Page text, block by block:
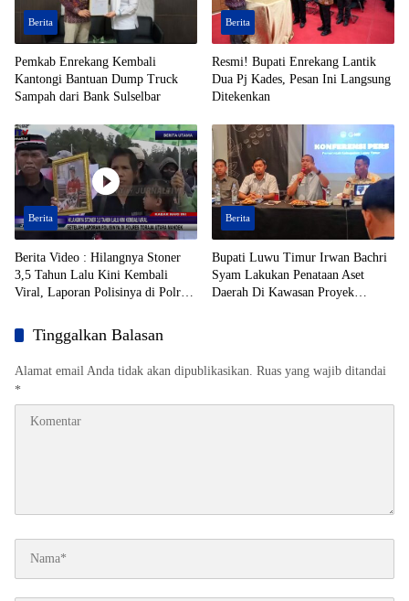
Berita
Pemkab Enrekang Kembali
Kantongi Bantuan Dump Truck
Sampah dari Bank Sulselbar
Berita
Resmi! Bupati Enrekang Lantik
Dua Pj Kades, Pesan Ini Langsung
Ditekenkan
Berita
Berita Video : Hilangnya Stoner
3,5 Tahun Lalu Kini Kembali
Viral, Laporan Polisinya di Polres
Berita
Bupati Luwu Timur Irwan Bachri
Syam Lakukan Penataan Aset
Daerah Di Kawasan Proyek
Tinggalkan Balasan
Alamat email Anda tidak akan dipublikasikan. Ruas yang wajib ditandai
*